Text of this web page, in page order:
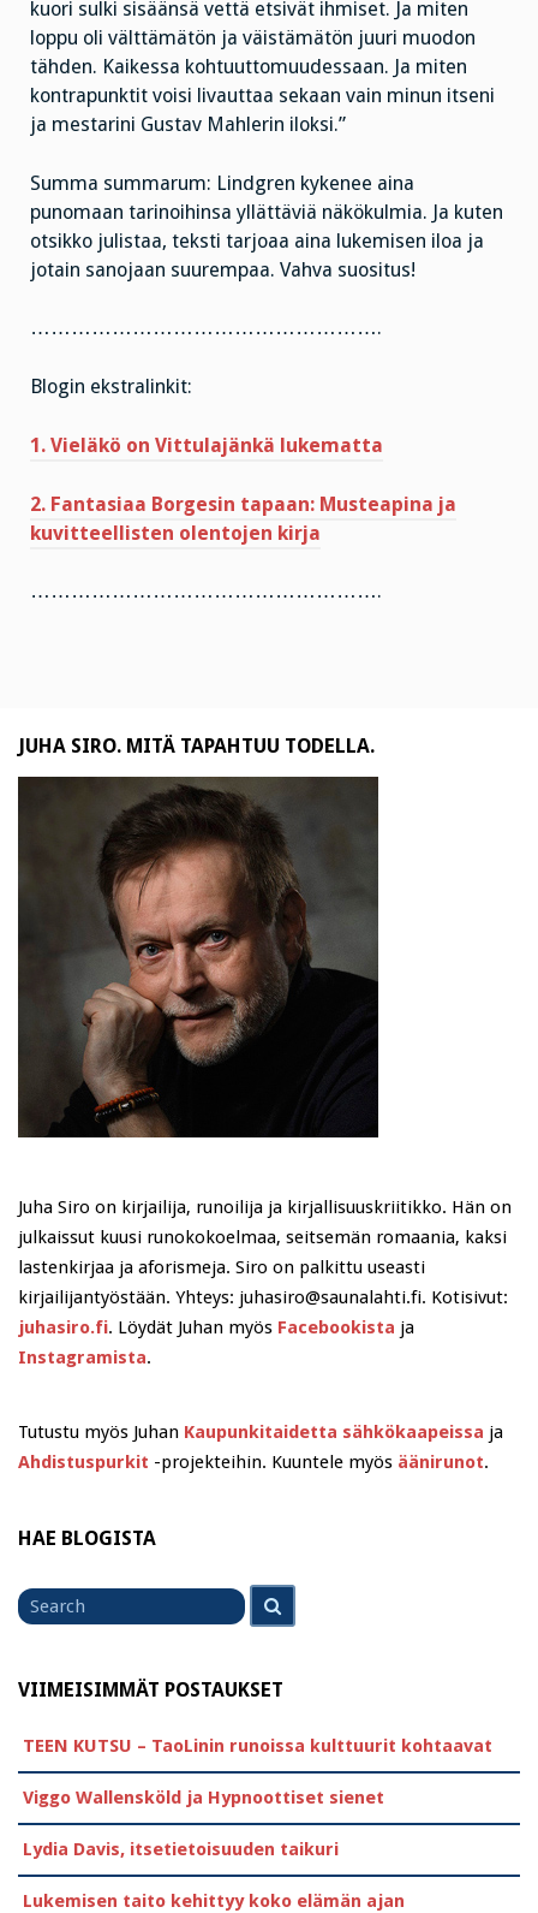
kuori sulki sisäänsä vettä etsivät ihmiset. Ja miten
loppu oli välttämätön ja väistämätön juuri muodon
tähden. Kaikessa kohtuuttomuudessaan. Ja miten
kontrapunktit voisi livauttaa sekaan vain minun itseni
ja mestarini Gustav Mahlerin iloksi.”
Summa summarum: Lindgren kykenee aina
punomaan tarinoihinsa yllättäviä näkökulmia. Ja kuten
otsikko julistaa, teksti tarjoaa aina lukemisen iloa ja
jotain sanojaan suurempaa. Vahva suositus!
…………………………………………….
Blogin ekstralinkit:
1. Vieläkö on Vittulajänkä lukematta
2. Fantasiaa Borgesin tapaan: Musteapina ja
kuvitteellisten olentojen kirja
…………………………………………….
JUHA SIRO. MITÄ TAPAHTUU TODELLA.
Juha Siro on kirjailija, runoilija ja kirjallisuuskriitikko. Hän on
julkaissut kuusi runokokoelmaa, seitsemän romaania, kaksi
lastenkirjaa ja aforismeja. Siro on palkittu useasti
kirjailijantyöstään. Yhteys: juhasiro@saunalahti.fi. Kotisivut:
juhasiro.fi. Löydät Juhan myös Facebookista ja
Instagramista.
Tutustu myös Juhan Kaupunkitaidetta sähkökaapeissa ja
Ahdistuspurkit -projekteihin. Kuuntele myös äänirunot.
HAE BLOGISTA
Search
for
VIIMEISIMMÄT POSTAUKSET
TEEN KUTSU – TaoLinin runoissa kulttuurit kohtaavat
Viggo Wallensköld ja Hypnoottiset sienet
Lydia Davis, itsetietoisuuden taikuri
Lukemisen taito kehittyy koko elämän ajan